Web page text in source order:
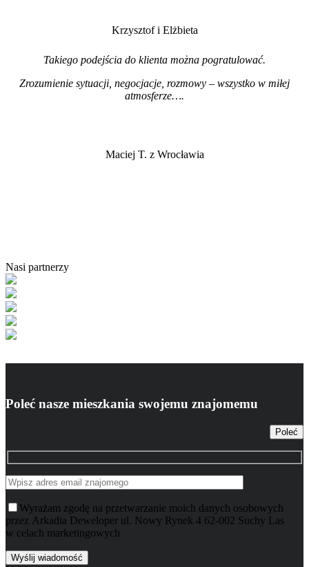
Krzysztof i Elżbieta
Takiego podejścia do klienta można pogratulować.
Zrozumienie sytuacji, negocjacje, rozmowy – wszystko w miłej
atmosferze….
Maciej T. z Wrocławia
Nasi partnerzy
Poleć nasze mieszkania swojemu znajomemu
Poleć
Wyrażam zgodę na przetwarzanie moich danych osobowych
przez Arkadia Deweloper ul. Nowy Rynek 4 62-002 Suchy Las
w celach marketingowych